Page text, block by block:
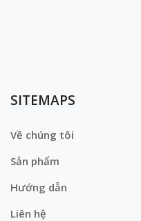
SITEMAPS
Về chúng tôi
Sản phẩm
Hướng dẫn
Liên hệ